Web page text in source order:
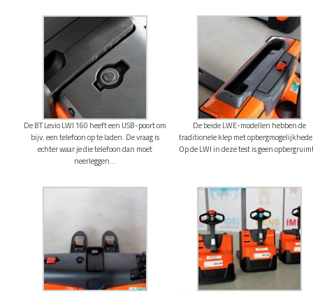
De BT Levio LWI 160 heeft een USB-poort om
bijv. een telefoon op te laden. De vraag is
echter waar je die telefoon dan moet
neerleggen…
De beide LWE-modellen hebben de
traditionele klep met
Op de LWI in deze test is geen